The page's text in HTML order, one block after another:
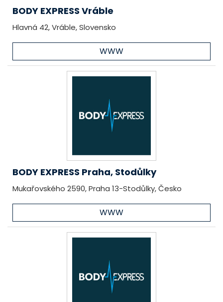
BODY EXPRESS Vráble
Hlavná 42, Vráble, Slovensko
WWW
BODY EXPRESS Praha, Stodůlky
Mukařovského 2590, Praha 13-Stodůlky, Česko
WWW